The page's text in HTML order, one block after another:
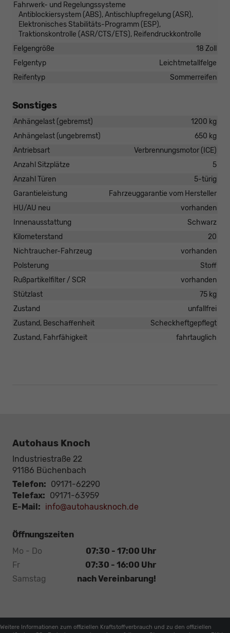
Fahrwerk- und Regelungssysteme
Antiblockiersystem (ABS), Antischlupfregelung (ASR),
Elektronisches Stabilitäts-Programm (ESP),
Traktionskontrolle (ASR/CTS/ETS), Reifendruckkontrolle
Felgengröße
18 Zoll
Felgentyp
Leichtmetallfelge
Reifentyp
Sommerreifen
Sonstiges
Anhängelast (gebremst)
1200 kg
Anhängelast (ungebremst)
650 kg
Antriebsart
Verbrennungsmotor (ICE)
Anzahl Sitzplätze
5
Anzahl Türen
5-türig
Garantieleistung
Fahrzeuggarantie vom Hersteller
HU/AU neu
vorhanden
Innenausstattung
Schwarz
Kilometerstand
20
Nichtraucher-Fahrzeug
vorhanden
Polsterung
Stoff
Rußpartikelfilter / SCR
vorhanden
Stützlast
75 kg
Zustand
unfallfrei
Zustand, Beschaffenheit
Scheckheftgepflegt
Zustand, Fahrfähigkeit
fahrtauglich
Autohaus Knoch
Industriestraße 22
91186 Büchenbach
Telefon: 09171-62290
Telefax: 09171-63959
E-Mail: info@autohausknoch.de
Öffnungszeiten
Mo - Do
07:30 - 17:00 Uhr
Fr
07:30 - 16:00 Uhr
Samstag
nach Vereinbarung!
Weitere Informationen zum offiziellen Kraftstoffverbrauch und zu den offiziellen